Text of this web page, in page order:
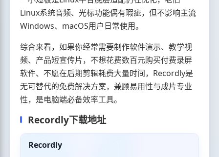
Linux系统音频、光标功能偶有瑕疵，但不影响主流
Windows、macOS用户日常使用。
综合来看，如果你经常需要制作软件演示、教学视
频、产品短宣传片，不想花费数百元购买付费录屏
软件、不愿在后期剪辑耗费大量时间，Recordly是
无可替代的免费解决方案，兼顾易用性与成片专业
性，是电脑端必备效率工具。
Recordly下载地址
Recordly